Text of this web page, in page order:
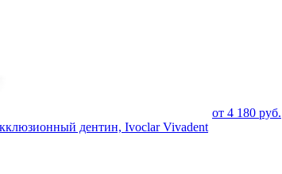
от 4 180 руб.
дентин, Ivoclar Vivadent